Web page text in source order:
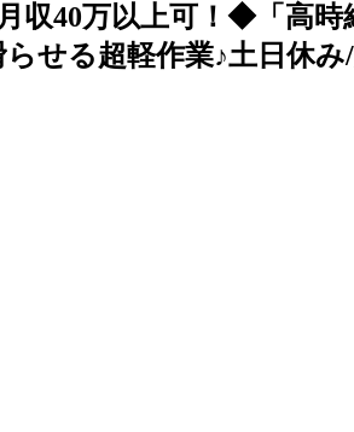
40万以上可！◆「高時
せる超軽作業♪土日休